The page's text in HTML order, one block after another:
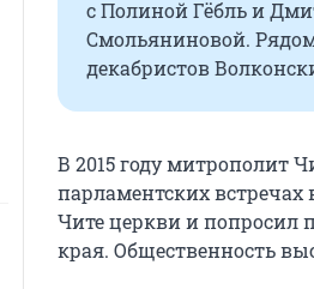
с Полиной Гёбль и
Смольяниновой.
декабристов
В 2015 году митрополит
парламентских встречах
Чите церкви и попросил
края. Общественность